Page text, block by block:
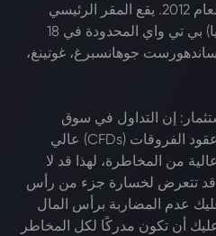
قانون الأسواق المالية رقم 19 لعام 2012. يقع المقر الرئيسي
لشركة Markets (جنوب إفريقيا) بي تي واي المحدودة في 18
جوهانسبرغ، غوتينغ،
إن التداول في سوق
الصرف الأجنبي (الفوركس)، وعقود الفروقات (CFDs) عالي
من المخاطرة، لهذا قد لا
قد تتعرض لخسارة جزء من رأس
عدم المضاربة برأس المال
أن تكون مدركًا لكل المخاطر